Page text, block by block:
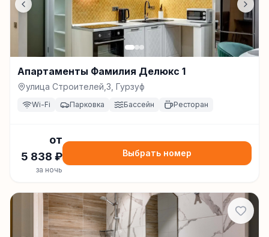
Апартаменты Фамилия Делюкс 1
улица Строителей,3, Гурзуф
Wi-Fi Парковка Бассейн Ресторан
от
5 838 ₽
за ночь
Выбрать номер